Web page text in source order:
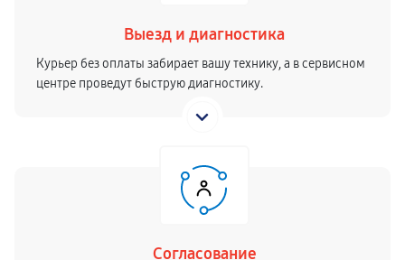
Выезд и диагностика
Курьер без оплаты забирает вашу технику, а в сервисном
центре проведут быструю диагностику.
Согласование